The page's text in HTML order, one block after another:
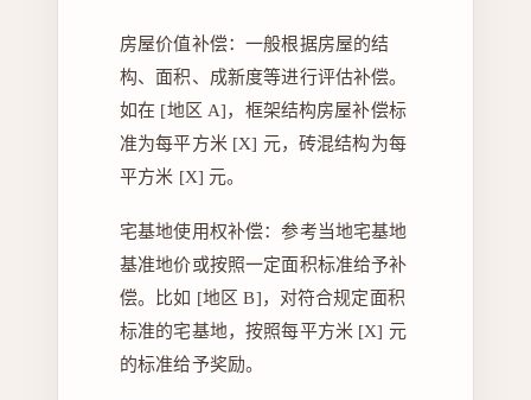
房屋价值补偿：一般根据房屋的结
构、面积、成新度等进行评估补偿。
如在 [地区 A]，框架结构房屋补偿标
准为每平方米 [X] 元，砖混结构为每
平方米 [X] 元。
宅基地使用权补偿：参考当地宅基地
基准地价或按照一定面积标准给予补
偿。比如 [地区 B]，对符合规定面积
标准的宅基地，按照每平方米 [X] 元
的标准给予奖励。